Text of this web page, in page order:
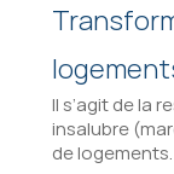
Il s’agit de la
insalubre
de logements.